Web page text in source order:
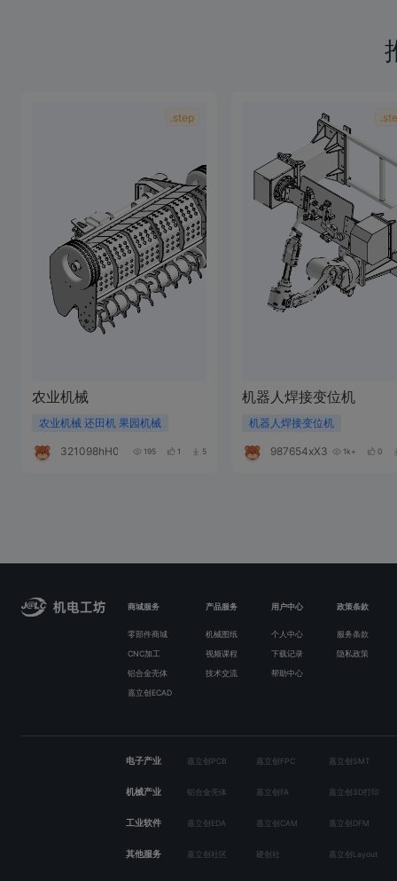
.step
农业机械
农业机械 还田机 果园机械
321098hH070i 195 1 5
机器人焊接变位机
机器人焊接变位机
987654xX393r1k+ 0
商城服务 产品服务 用户中心 政策条款
零部件商城 机械图纸 个人中心 服务条款
CNC加工 视频课程 下载记录 隐私政策
铝合金壳体 技术交流 帮助中心
嘉立创ECAD
电子产业 嘉立创PCB 嘉立创FPC 嘉立创SMT
机械产业 铝合金壳体 嘉立创FA 嘉立创3D打印
工业软件 嘉立创EDA 嘉立创CAM 嘉立创DFM
其他服务 嘉立创社区 硬创社 嘉立创Layout